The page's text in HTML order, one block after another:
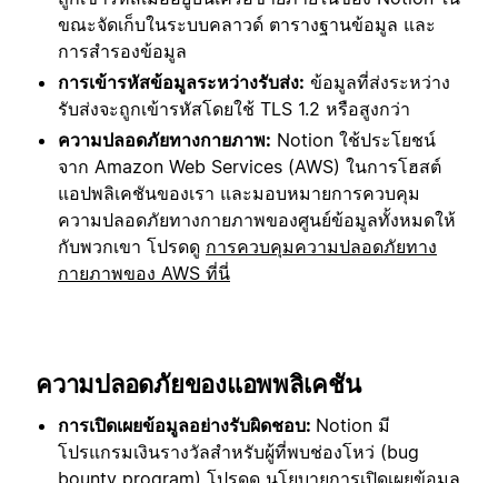
ขณะจัดเก็บในระบบคลาวด์ ตารางฐานข้อมูล และ
การสำรองข้อมูล
การเข้ารหัสข้อมูลระหว่างรับส่ง: ข้อมูลที่ส่งระหว่าง
รับส่งจะถูกเข้ารหัสโดยใช้ TLS 1.2 หรือสูงกว่า
ความปลอดภัยทางกายภาพ: Notion ใช้ประโยชน์
จาก Amazon Web Services (AWS) ในการโฮสต์
แอปพลิเคชันของเรา และมอบหมายการควบคุม
ความปลอดภัยทางกายภาพของศูนย์ข้อมูลทั้งหมดให้
กับพวกเขา โปรดดู การควบคุมความปลอดภัยทาง
กายภาพของ AWS ที่นี่
ความปลอดภัยของแอพพลิเคชัน
การเปิดเผยข้อมูลอย่างรับผิดชอบ: Notion มี
โปรแกรมเงินรางวัลสำหรับผู้ที่พบช่องโหว่ (bug
bounty program) โปรดดู นโยบายการเปิดเผยข้อมูล